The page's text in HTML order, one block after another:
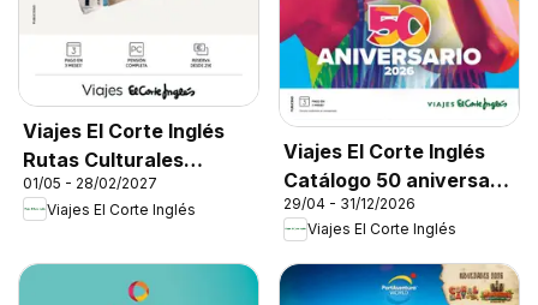
Viajes El Corte Inglés
Rutas Culturales
Cantabria
01/05 - 28/02/2027
Viajes El Corte Inglés
Viajes El Corte Inglés
Catálogo 50 aniversario
Tourmundial
29/04 - 31/12/2026
Viajes El Corte Inglés